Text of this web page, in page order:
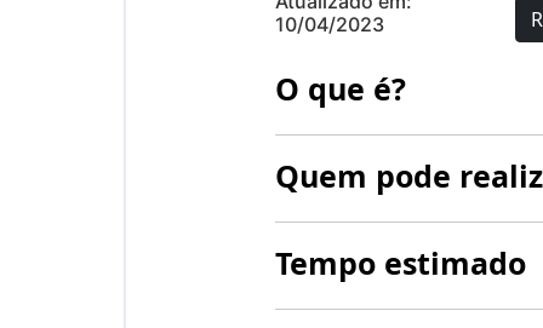
10/04/2023
O que é?
Quem pode
Tempo estimado